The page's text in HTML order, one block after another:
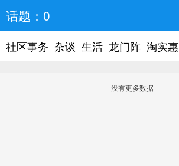
话题：0
社区事务 杂谈 生活 龙门阵 淘实惠
没有更多数据